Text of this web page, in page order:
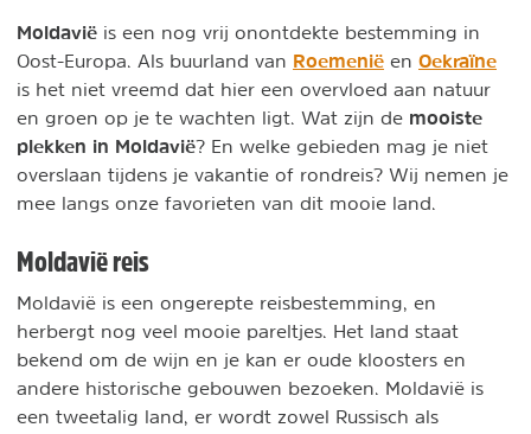
Moldavië is een nog vrij onontdekte bestemming in
Oost-Europa. Als buurland van Roemenië en Oekraïne
is het niet vreemd dat hier een overvloed aan natuur
en groen op je te wachten ligt. Wat zijn de mooiste
plekken in Moldavië? En welke gebieden mag je niet
overslaan tijdens je vakantie of rondreis? Wij nemen je
mee langs onze favorieten van dit mooie land.
Moldavië reis
Moldavië is een ongerepte reisbestemming, en
herbergt nog veel mooie pareltjes. Het land staat
bekend om de wijn en je kan er oude kloosters en
andere historische gebouwen bezoeken. Moldavië is
een tweetalig land, er wordt zowel Russisch als